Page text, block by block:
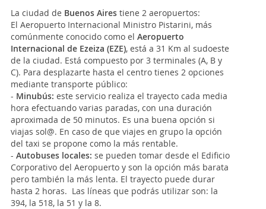
La ciudad de Buenos Aires tiene 2 aeropuertos:
El Aeropuerto Internacional Ministro Pistarini, más
comúnmente conocido como el Aeropuerto
Internacional de Ezeiza (EZE), está a 31 Km al sudoeste
de la ciudad. Está compuesto por 3 terminales (A, B y
C). Para desplazarte hasta el centro tienes 2 opciones
mediante transporte público:
- Minubús: este servicio realiza el trayecto cada media
hora efectuando varias paradas, con una duración
aproximada de 50 minutos. Es una buena opción si
viajas sol@. En caso de que viajes en grupo la opción
del taxi se propone como la más rentable.
- Autobuses locales: se pueden tomar desde el Edificio
Corporativo del Aeropuerto y son la opción más barata
pero también la más lenta. El trayecto puede durar
hasta 2 horas. Las líneas que podrás utilizar son: la
394, la 518, la 51 y la 8.